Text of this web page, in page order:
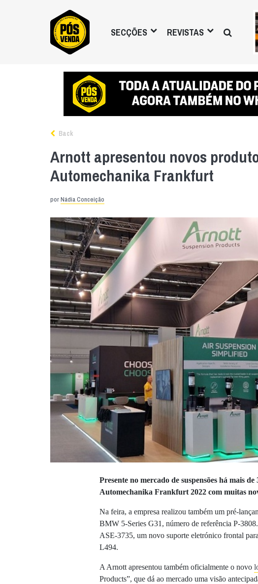
SECÇÕES REVISTAS
Back
Arnott apresentou novos
Automechanika Frankfurt
porNádia Conceição
Presente no mercado de suspensões há mais
Automechanika Frankfurt 2022 com muitas
Na feira, a empresa realizou também um pré-
BMW 5-Series G31, número de referência P-
ASE-3735, um novo suporte eletrónico frontal
L494.
A Arnott apresentou também oficialmente o novo
Products”, que dá ao mercado uma visão